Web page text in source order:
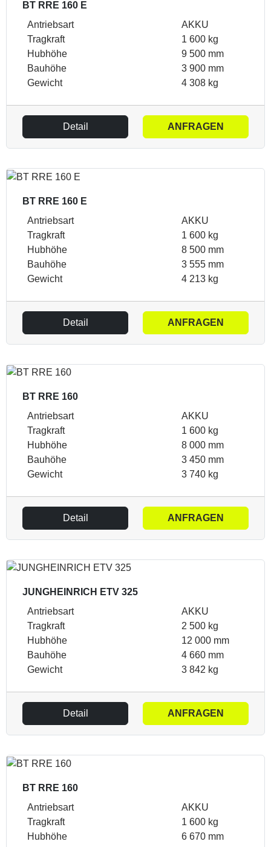
BT RRE 160 E
Antriebsart
AKKU
Tragkraft
1 600 kg
Hubhöhe
9 500 mm
Bauhöhe
3 900 mm
Gewicht
4 308 kg
Detail ANFRAGEN
BT RRE 160 E
Antriebsart
AKKU
Tragkraft
1 600 kg
Hubhöhe
8 500 mm
Bauhöhe
3 555 mm
Gewicht
4 213 kg
Detail ANFRAGEN
BT RRE 160
Antriebsart
AKKU
Tragkraft
1 600 kg
Hubhöhe
8 000 mm
Bauhöhe
3 450 mm
Gewicht
3 740 kg
Detail ANFRAGEN
JUNGHEINRICH ETV 325
Antriebsart
AKKU
Tragkraft
2 500 kg
Hubhöhe
12 000 mm
Bauhöhe
4 660 mm
Gewicht
3 842 kg
Detail ANFRAGEN
BT RRE 160
Antriebsart
AKKU
Tragkraft
1 600 kg
Hubhöhe
6 670 mm